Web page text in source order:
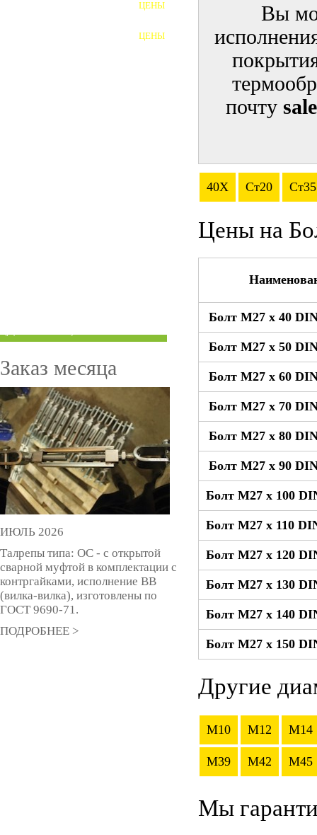
Вы
почту
40Х Ст20 Ст35
Цены на
Болт М27 x 40
Болт М27 x 50
Болт М27 x 60
Болт М27 x 70
Болт М27 x 80
Болт М27 x 90
Болт М27 x 100
Болт М27 x 110
Болт М27 x 120
Болт М27 x 130
Болт М27 x 140
Болт М27 x 150
Другие
M10 M12 M14
M39 M42 M45
Мы
ЦЕНЫ
ЦЕНЫ
Заказ месяца
ИЮЛЬ 2026
Талрепы типа: ОС - с открытой
сварной муфтой в комплектации с
контргайками, исполнение ВВ
(вилка-вилка), изготовлены по
ГОСТ 9690-71.
ПОДРОБНЕЕ >